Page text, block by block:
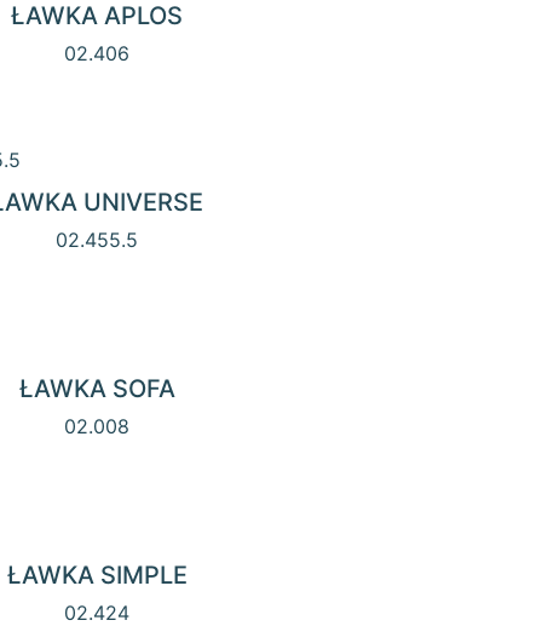
ŁAWKA APLOS
02.406
UNIVERSE
02.455.5
ŁAWKA SOFA
02.008
ŁAWKA SIMPLE
02.424